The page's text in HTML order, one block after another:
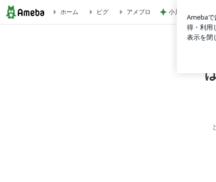
ホーム ピグ アメブロ 小川菜摘 財布な